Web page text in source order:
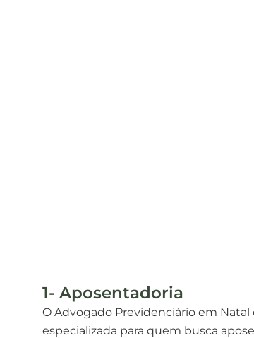
1- Aposentadoria
O Advogado Previdenciário em Natal
especializada para quem busca